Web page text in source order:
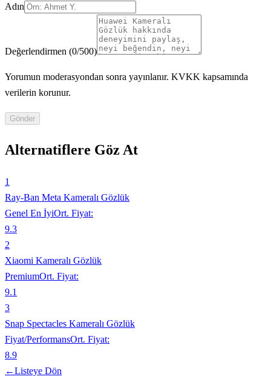
Adın
Değerlendirmen (0/500)
Yorumun moderasyondan sonra yayınlanır. KVKK kapsamında
verilerin korunur.
Gönder
Alternatiflere Göz At
1
Ray-Ban Meta Kameralı Gözlük
Genel En İyiOrt. Fiyat:
9.3
2
Xiaomi Kameralı Gözlük
PremiumOrt. Fiyat:
9.1
3
Snap Spectacles Kameralı Gözlük
Fiyat/PerformansOrt. Fiyat:
8.9
←Listeye Dön